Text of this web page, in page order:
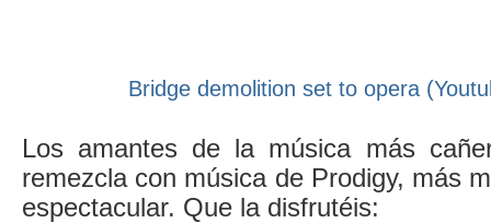
Bridge demolition set to opera
Los amantes de la música más
remezcla con música de Prodigy, más
espectacular. Que la disfrutéis: